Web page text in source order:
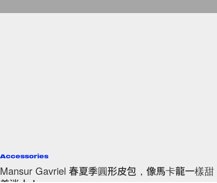
Accessories
Mansur Gavriel 春夏季圓形皮包，像馬卡龍一樣甜